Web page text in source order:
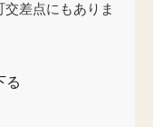
差点にもありま
る